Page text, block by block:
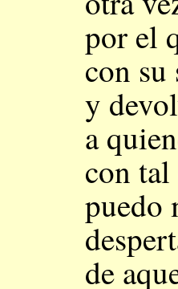
por el
con
y
a
con
puedo
de